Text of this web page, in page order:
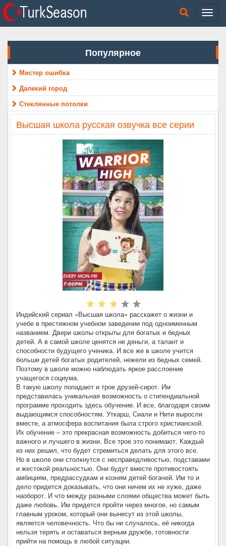
Популярное
Мистер ошибка
Далекий город
Стеклянные потолки
Высшая школа русская озвучка все серии
Индийский сериал «Высшая школа» расскажет о жизни и
учебе в престижном учебном заведении под одноименным
названием. Двери школы открыты для богатых и бедных
детей. А в самой школе ценятся не деньги, а талант и
способности будущего ученика. И все же в школе учится
больше детей богатых родителей, нежели из бедных семей.
Поэтому в школе можно наблюдать яркое расслоение
учащегося социума.
В такую школу попадают и трое друзей-сирот. Им
представилась уникальная возможность о стипендиальной
программе проходить здесь обучение. И все, благодаря своим
выдающимся способностям. Уткарш, Сиали и Нити выросли
вместе, а атмосфера воспитания была строго христианской.
Их обучение – это прекрасная возможность добиться чего-то
важного и лучшего в жизни. Все трое это понимают. Каждый
из них решил, что будет стремиться делать для этого все.
Но в школе они столкнутся с несправедливостью, подставами
и жестокой реальностью. Они будут вместе противостоять
амбициям, предрассудкам и козням детей богачей. Им то и
дело придется доказывать, что они ничем их не хуже, даже
наоборот. И что между разными слоями общества может быть
даже любовь. Им придется пройти через многое, но самым
главным уроком, который они вынесут из этой школы,
является человечность. Что бы ни случалось, её никогда
нельзя терять и оставаться верным дружбе, готовности
прийти на помощь в любой ситуации.